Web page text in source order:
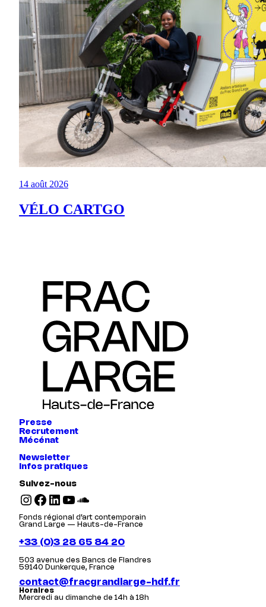
14 août 2026
VÉLO CARTGO
Presse
Recrutement
Mécénat
Newsletter
Infos pratiques
Suivez-nous
Instagram Facebook LinkedIn YouTube SoundCloud
Fonds régional d’art contemporain
Grand Large — Hauts-de-France
+33 (0)3 28 65 84 20
503 avenue des Bancs de Flandres
59140 Dunkerque, France
contact@fracgrandlarge-hdf.fr
Horaires
Mercredi au dimanche de 14h à 18h